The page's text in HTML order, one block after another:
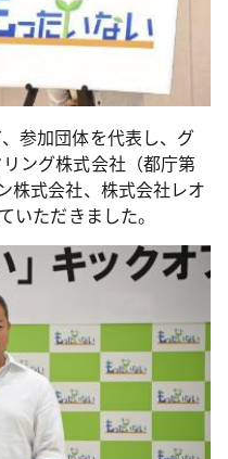
参加団体を代表し、グ
ング株式会社（都庁第
株式会社、株式会社レオ
いただきました。